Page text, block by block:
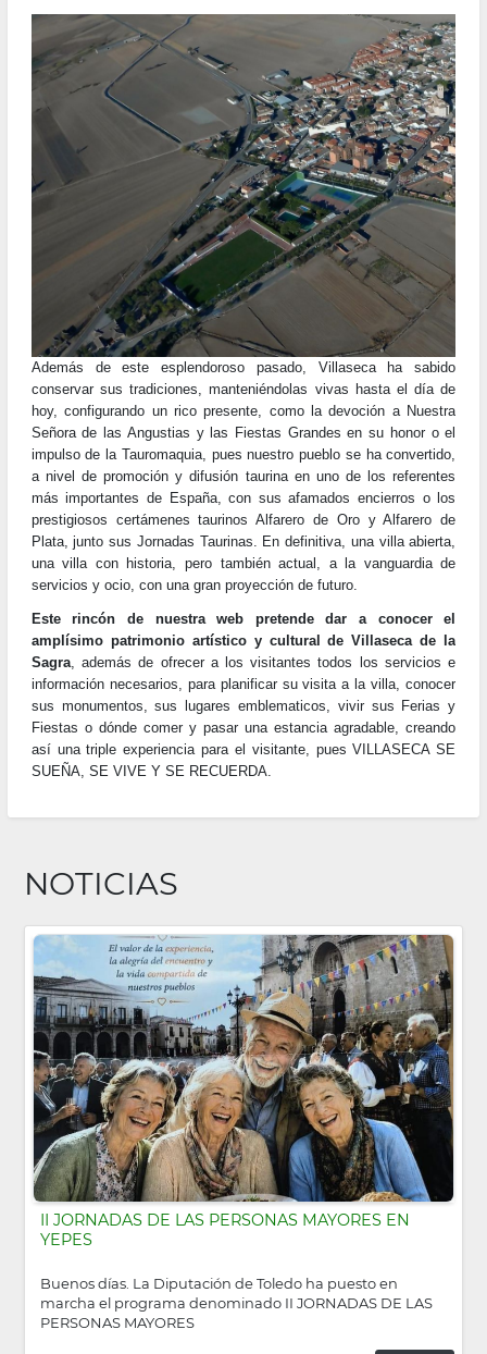
Además de este esplendoroso pasado, Villaseca ha sabido
conservar sus tradiciones, manteniéndolas vivas hasta el día de
hoy, configurando un rico presente, como la devoción a Nuestra
Señora de las Angustias y las Fiestas Grandes en su honor o el
impulso de la Tauromaquia, pues nuestro pueblo se ha convertido,
a nivel de promoción y difusión taurina en uno de los referentes
más importantes de España, con sus afamados encierros o los
prestigiosos certámenes taurinos Alfarero de Oro y Alfarero de
Plata, junto sus Jornadas Taurinas. En definitiva, una villa abierta,
una villa con historia, pero también actual, a la vanguardia de
servicios y ocio, con una gran proyección de futuro.
Este rincón de nuestra web pretende dar a conocer el
amplísimo patrimonio artístico y cultural de Villaseca de la
Sagra, además de ofrecer a los visitantes todos los servicios e
información necesarios, para planificar su visita a la villa, conocer
sus monumentos, sus lugares emblematicos, vivir sus Ferias y
Fiestas o dónde comer y pasar una estancia agradable, creando
así una triple experiencia para el visitante, pues VILLASECA SE
SUEÑA, SE VIVE Y SE RECUERDA.
NOTICIAS
II JORNADAS DE LAS PERSONAS MAYORES EN
YEPES
Buenos días. La Diputación de Toledo ha puesto en
marcha el programa denominado II JORNADAS DE LAS
PERSONAS MAYORES